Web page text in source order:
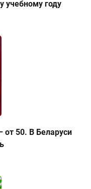
учебному году
от 50. В Беларуси